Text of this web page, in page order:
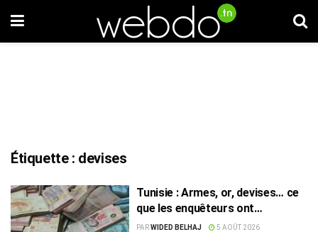
Étiquette : devises
Tunisie : Armes, or, devises… ce
que les enquêteurs ont
découvert dans le domicile d’un
PARWIDED BELHAJ 5 AOÛT 2026